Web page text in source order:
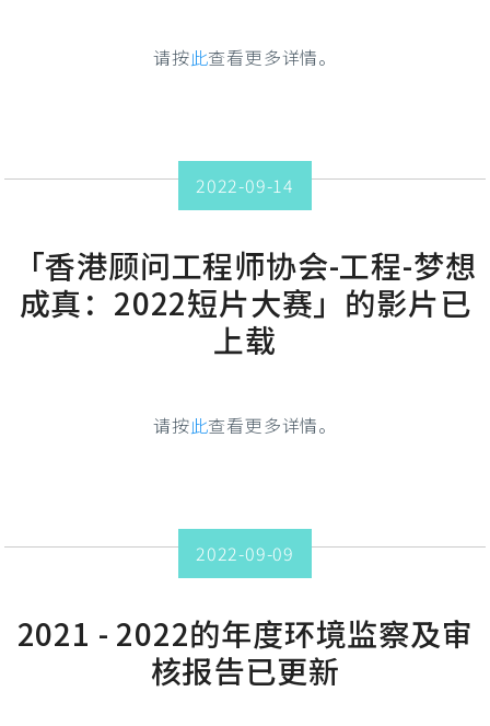
请按此查看更多详情。
2022-09-14
「香港顾问工程师协会-工程-梦想
成真：2022短片大赛」的影片已
上载
请按此查看更多详情。
2022-09-09
2021 - 2022的年度环境监察及审
核报告已更新